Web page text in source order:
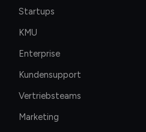
Startups
KMU
Enterprise
Kundensupport
Vertriebsteams
Marketing